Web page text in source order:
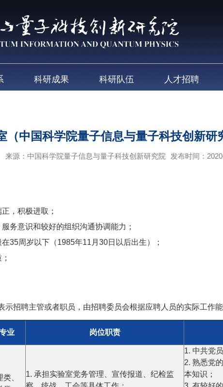
科研成果 科研队伍 人才招聘
（中国科学院量子信息与量子科技创新研
来源：中国科学院量子信息与量子科技创新研究院 发布时间：
，积极进取；
务意识和较好的组织沟通协调能力；
35周岁以下（1985年11月30日以后出生）；
示招聘主管或者职员，由招聘委员会根据应聘人员的实际工作
业 岗位职责
、
1. 承担实验室党务管理、宣传报道、纪检监
1. 中共党员
2. 熟悉党
本知识；